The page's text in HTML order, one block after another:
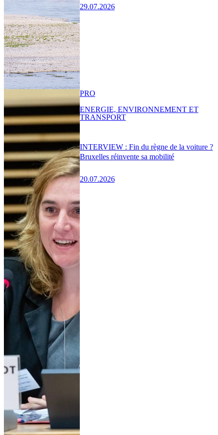
29.07.2026
INTERVIEW : Fin du règne de la voiture ?
Bruxelles réinvente sa mobilité
20.07.2026
PRO
ENERGIE, ENVIRONNEMENT ET
TRANSPORT